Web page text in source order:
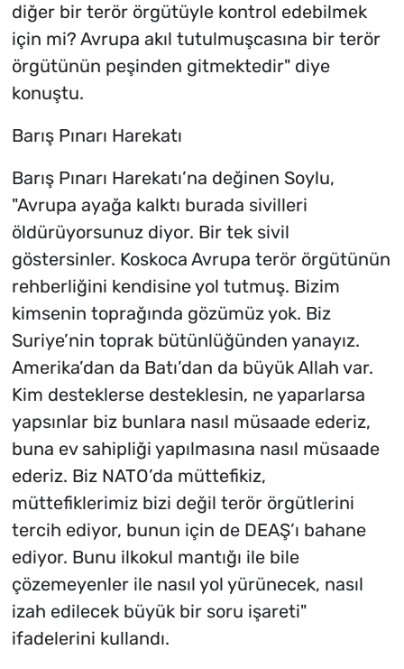
diğer bir terör örgütüyle kontrol edebilmek
için mi? Avrupa akıl tutulmuşcasına bir terör
örgütünün peşinden gitmektedir" diye
konuştu.
Barış Pınarı Harekatı
Barış Pınarı Harekatı’na değinen Soylu,
"Avrupa ayağa kalktı burada sivilleri
öldürüyorsunuz diyor. Bir tek sivil
göstersinler. Koskoca Avrupa terör örgütünün
rehberliğini kendisine yol tutmuş. Bizim
kimsenin toprağında gözümüz yok. Biz
Suriye’nin toprak bütünlüğünden yanayız.
Amerika’dan da Batı’dan da büyük Allah var.
Kim desteklerse desteklesin, ne yaparlarsa
yapsınlar biz bunlara nasıl müsaade ederiz,
buna ev sahipliği yapılmasına nasıl müsaade
ederiz. Biz NATO’da müttefikiz,
müttefiklerimiz bizi değil terör örgütlerini
tercih ediyor, bunun için de DEAŞ’ı bahane
ediyor. Bunu ilkokul mantığı ile bile
çözemeyenler ile nasıl yol yürünecek, nasıl
izah edilecek büyük bir soru işareti"
ifadelerini kullandı.